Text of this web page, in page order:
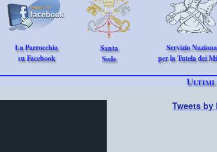
La Parrocchia
su Facebook
Santa
Sede
Servizio
per la Tutela dei
Ultimi
Tweets